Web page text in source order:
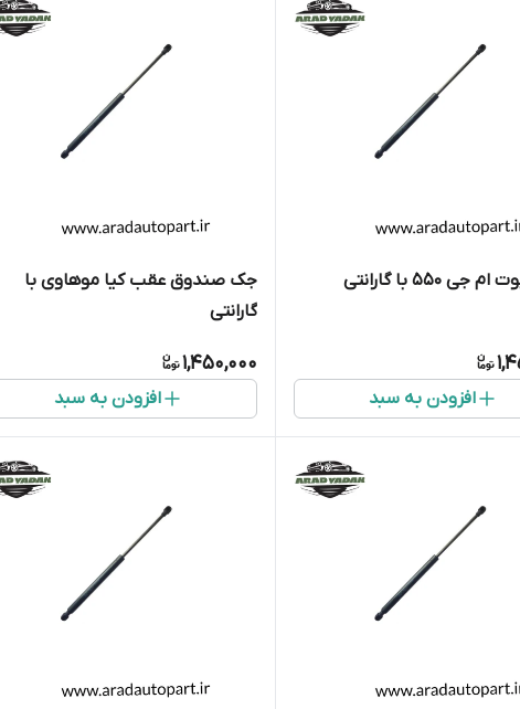
۵۵۰ با گارانتی
افزودن به سبد
جک صندوق عقب کیا موهاوی با
گارانتی
1,450,000
افزودن به سبد